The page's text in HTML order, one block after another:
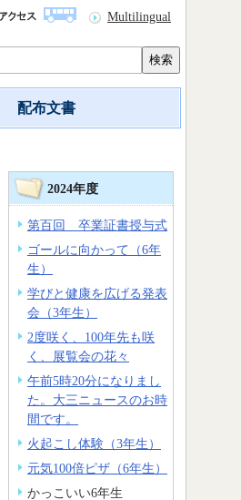
Multilingual
検索
配布文書
2024年度
第百回 卒業証書授与式
ゴールに向かって（6年
生）
学びと健康を広げる発表
会（3年生）
2度咲く、100年先も咲
く、展覧会の花々
午前5時20分になりまし
た。大三ニュースのお時
間です。
火起こし体験（3年生）
元気100倍ピザ（6年生）
かっこいい6年生